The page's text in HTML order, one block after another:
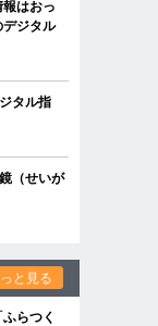
はおっ
ジタル
タル指
（せいが
と見る
らつく